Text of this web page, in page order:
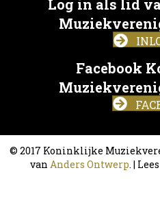
Log in als lid
Facebook
© 2017 Koninklijke
van Anders Ontwerp. |